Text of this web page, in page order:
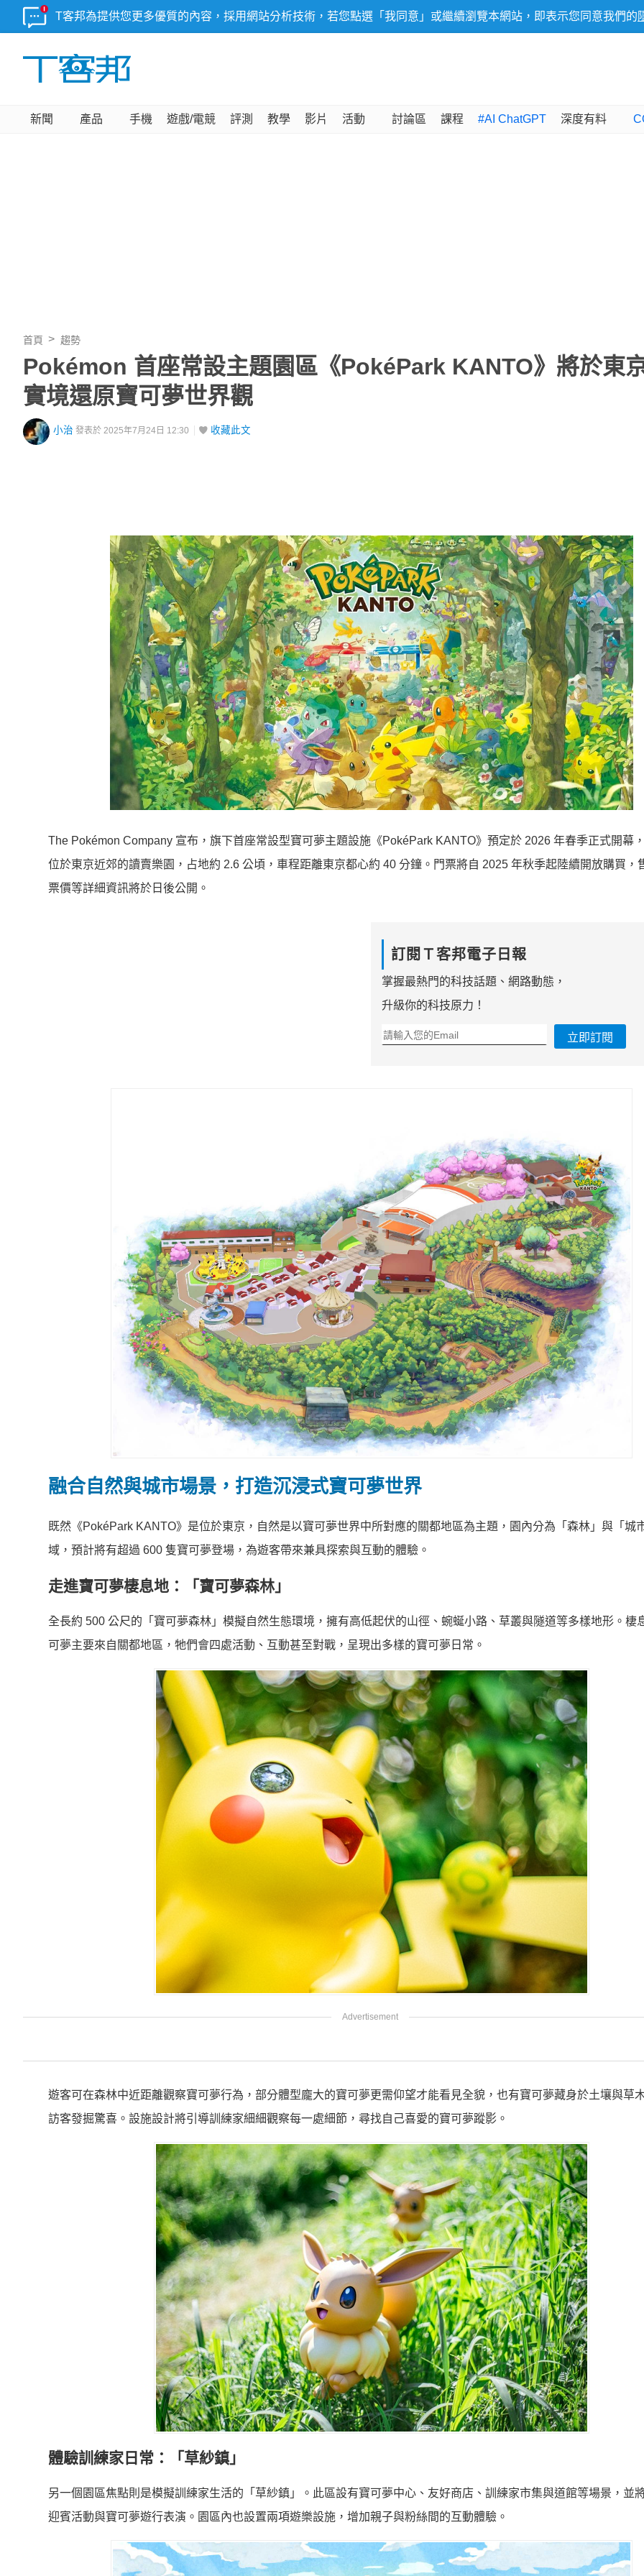
T客邦為提供您更多優質的內容，採用網站分析技術，若您點選「我同意」或繼續瀏覽本網站，即表示您同意我們的
新聞 產品 手機 遊戲/電競 評測 教學 影片 活動 討論區 課程 #AI ChatGPT 深度有料
首頁 趨勢
Pokémon 首座常設主題園區《PokéPark KANTO》將於東
實境還原寶可夢世界觀
小治 發表於 2025年7月24日 12:30 收藏此文
The Pokémon Company 宣布，旗下首座常設型寶可夢主題設施《PokéPark KANTO》預定於 2026 年春季正式開幕
位於東京近郊的讀賣樂園，占地約 2.6 公頃，車程距離東京都心約 40 分鐘。門票將自 2025 年秋季起陸續開放購買，
票價等詳細資訊將於日後公開。
訂閱Ｔ客邦電子日報
掌握最熱門的科技話題、網路動態，
升級你的科技原力！
立即訂閱
融合自然與城市場景，打造沉浸式寶可夢世界
既然《PokéPark KANTO》是位於東京，自然是以寶可夢世界中所對應的關都地區為主題，園內分為「森林」與「城
域，預計將有超過 600 隻寶可夢登場，為遊客帶來兼具探索與互動的體驗。
走進寶可夢棲息地：「寶可夢森林」
全長約 500 公尺的「寶可夢森林」模擬自然生態環境，擁有高低起伏的山徑、蜿蜒小路、草叢與隧道等多樣地形。棲
可夢主要來自關都地區，牠們會四處活動、互動甚至對戰，呈現出多樣的寶可夢日常。
遊客可在森林中近距離觀察寶可夢行為，部分體型龐大的寶可夢更需仰望才能看見全貌，也有寶可夢藏身於土壤與草
訪客發掘驚喜。設施設計將引導訓練家細細觀察每一處細節，尋找自己喜愛的寶可夢蹤影。
體驗訓練家日常：「草紗鎮」
另一個園區焦點則是模擬訓練家生活的「草紗鎮」。此區設有寶可夢中心、友好商店、訓練家市集與道館等場景，並
迎賓活動與寶可夢遊行表演。園區內也設置兩項遊樂設施，增加親子與粉絲間的互動體驗。